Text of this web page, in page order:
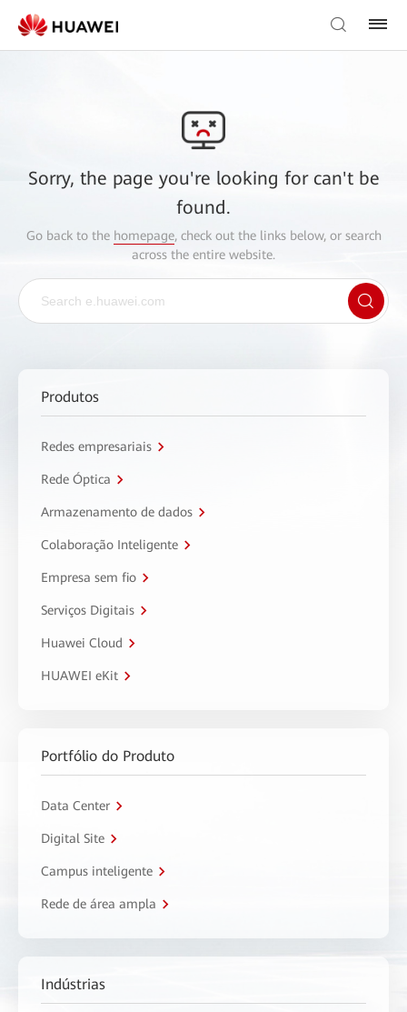
Sorry, the page you're looking for can't be
found.
Go back to the homepage, check out the links below, or search
across the entire website.
Produtos
Redes empresariais
Rede Óptica
Armazenamento de dados
Colaboração Inteligente
Empresa sem fio
Serviços Digitais
Huawei Cloud
HUAWEI eKit
Portfólio do Produto
Data Center
Digital Site
Campus inteligente
Rede de área ampla
Indústrias